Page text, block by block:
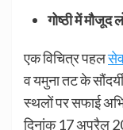
गोष्ठी में मौजूद
एक विचित्र पहल
व यमुना तट के
स्थलों पर सफाई
दिनांक 17 अप्रैल